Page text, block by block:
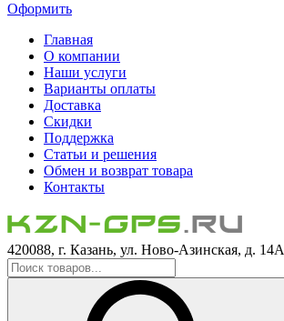
Оформить
Главная
О компании
Наши услуги
Варианты оплаты
Доставка
Скидки
Поддержка
Статьи и решения
Обмен и возврат товара
Контакты
420088, г. Казань, ул. Ново-Азинская, д. 14А